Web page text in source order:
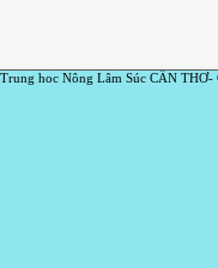
Trung hoc Nông Lâm Súc CẦN